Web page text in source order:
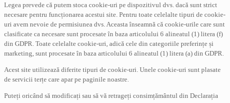
Legea prevede că putem stoca cookie-uri pe dispozitivul dvs. dacă sunt strict
necesare pentru funcționarea acestui site. Pentru toate celelalte tipuri de cookie-
uri avem nevoie de permisiunea dvs. Aceasta înseamnă că cookie-urile care sunt
clasificate ca necesare sunt procesate în baza articolului 6 alineatul (1) litera (f)
din GDPR. Toate celelalte cookie-uri, adică cele din categoriile preferințe și
marketing, sunt procesate în baza articolului 6 alineatul (1) litera (a) din GDPR.
Acest site utilizează diferite tipuri de cookie-uri. Unele cookie-uri sunt plasate
de servicii terțe care apar pe paginile noastre.
Puteți oricând să modificați sau să vă retrageți consimțământul din Declarația